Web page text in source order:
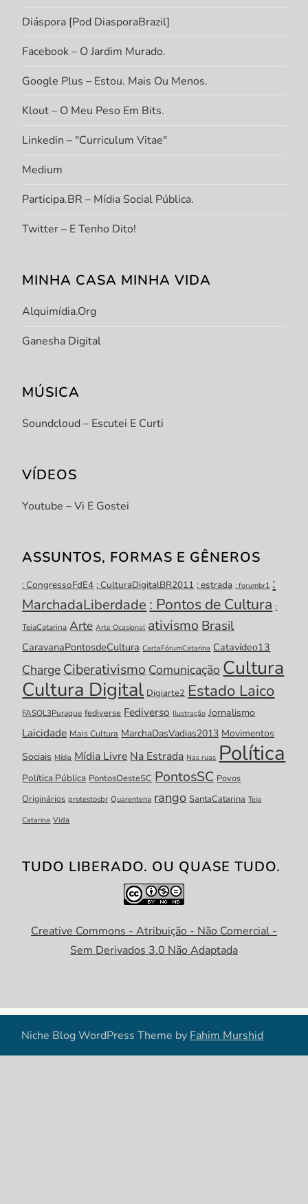
Diáspora [Pod DiasporaBrazil]
Facebook – O Jardim Murado.
Google Plus – Estou. Mais Ou Menos.
Klout – O Meu Peso Em Bits.
Linkedin – "Curriculum Vitae"
Medium
Participa.BR – Mídia Social Pública.
Twitter – E Tenho Dito!
MINHA CASA MINHA VIDA
Alquimídia.org
Ganesha Digital
MÚSICA
Soundcloud – Escutei E Curti
VÍDEOS
Youtube – Vi E Gostei
ASSUNTOS, FORMAS E GÊNEROS
: CongressoFdE4 : CulturaDigitalBR2011 : estrada : forumbr1 :
MarchadaLiberdade : Pontos de Cultura :
TeiaCatarina Arte Arte Ocasional ativismo Brasil
CaravanaPontosdeCultura CartaFórumCatarina Catavídeo13
Charge Ciberativismo Comunicação Cultura
Cultura Digital Digiarte2 Estado Laico
FASOL3Puraque fediverse Fediverso Ilustração Jornalismo
Laicidade Mais Cultura MarchaDasVadias2013 Movimentos
Sociais Mídia Mídia Livre Na Estrada Nas ruas Política
Política Pública PontosOesteSC PontosSC Povos
Originários protestosbr Quarentena rango SantaCatarina Teia
Catarina Vida
TUDO LIBERADO. OU QUASE TUDO.
Creative Commons - Atribuição - Não Comercial -
Sem Derivados 3.0 Não Adaptada
Niche Blog WordPress Theme by Fahim Murshid